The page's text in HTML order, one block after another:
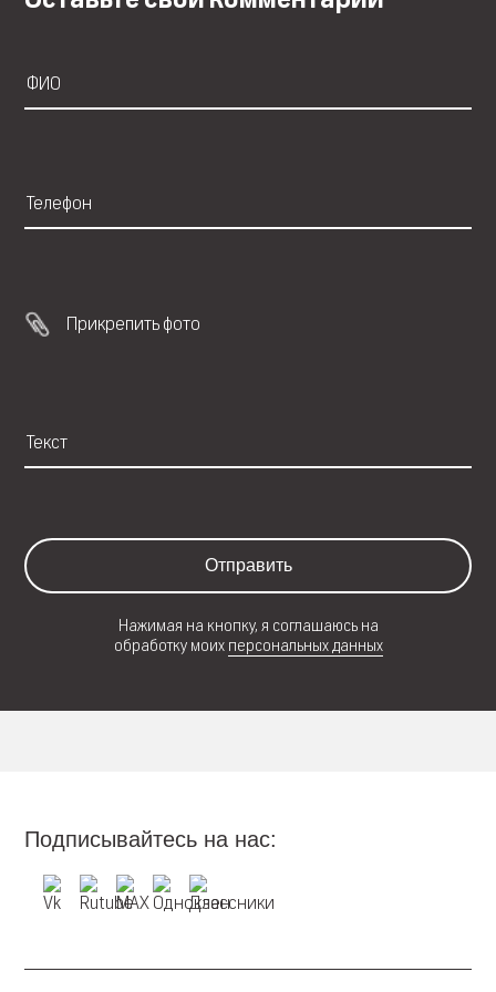
Прикрепить фото
Отправить
Нажимая на кнопку, я соглашаюсь на
обработку моих персональных данных
Подписывайтесь на нас: